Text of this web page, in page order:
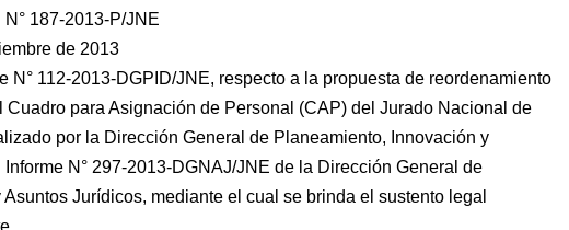
187-2013-P/JNE
de 2013
N° 112-2013-DGPID/JNE, respecto a la propuesta de reordenamiento
Cuadro para Asignación de Personal (CAP) del Jurado Nacional de
por la Dirección General de Planeamiento, Innovación y
Informe N° 297-2013-DGNAJ/JNE de la Dirección General de
Asuntos Jurídicos, mediante el cual se brinda el sustento legal